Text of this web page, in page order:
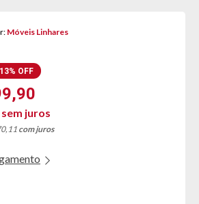
Móveis Linhares
OFF
sem juros
com juros